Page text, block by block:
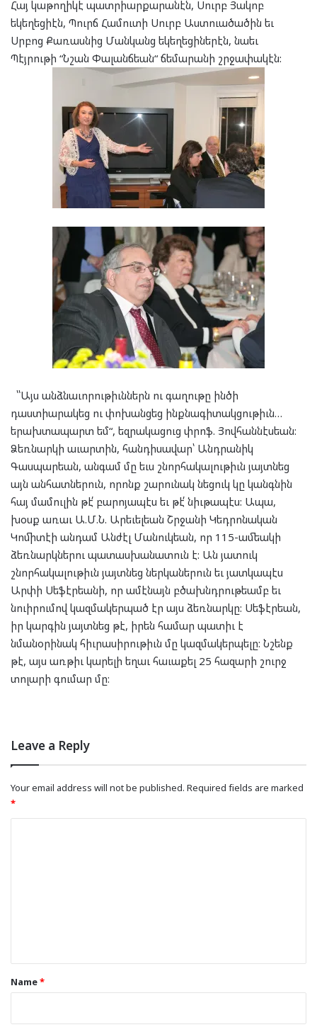
Հայ կաթողիկէ պատրիարքարանէն, Սուրբ Յակոբ
եկեղեցիէն, Պուրճ Համուտի Սուրբ Աստուածածին եւ
Սրբոց Քառասնից Մանկանց եկեղեցիներէն, նաեւ
Պէյրութի “Նշան Փալանճեան“ ճեմարանի շրջափակէն:
՝՝Այս անձնաւորութիւններն ու գաղութը ինծի
դաստիարակեց ու փոխանցեց ինքնագիտակցութիւն…
երախտապարտ եմ“, եզրակացուց փրոֆ. Յովհաննէսեան:
Ձեռնարկի աւարտին, հանդիսավար՝ Անդրանիկ
Գասպարեան, անգամ մը եւս շնորհակալութիւն յայտնեց
այն անհատներուն, որոնք շարունակ նեցուկ կը կանգնին
հայ մամուլին թէ՛ բարոյապէս եւ թէ՛ նիւթապէս: Ապա,
խօսք առաւ Ա.Մ.Ն. Արեւելեան Շրջանի Կեդրոնական
Կոմիտէի անդամ Անժէլ Մանուկեան, որ 115-ամեակի
ձեռնարկներու պատասխանատուն է: Ան յատուկ
շնորհակալութիւն յայտնեց ներկաներուն եւ յատկապէս
Արփի Սեֆէրեանի, որ ամէնայն բծախնդրութեամբ եւ
նուիրումով կազմակերպած էր այս ձեռնարկը: Սեֆէրեան,
իր կարգին յայտնեց թէ, իրեն համար պատիւ է
նմանօրինակ հիւրասիրութիւն մը կազմակերպելը: Նշենք
թէ, այս առթիւ կարելի եղաւ հաւաքել 25 հազարի շուրջ
տոլարի գումար մը:
Leave a Reply
Your email address will not be published. Required fields are marked
*
*Name*